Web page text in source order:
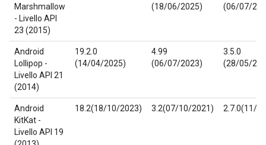
Marshmallow
- Livello API
23 (2015)
(18/06/2025)
(06/07/
Android
Lollipop -
Livello API 21
(2014)
19.2.0
(14/04/2025)
4.99
(06/07/2023)
3.5.0
(28/05/
Android
KitKat -
Livello API 19
18.2(18/10/2023) 3.2(07/10/2021) 2.7.0(11/